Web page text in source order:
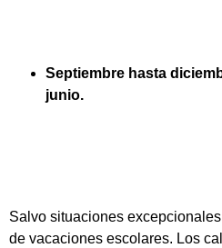
Septiembre hasta
junio.
Salvo situaciones
de vacaciones escolares. Los